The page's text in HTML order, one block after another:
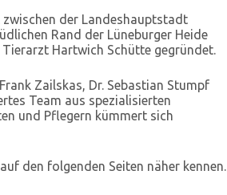
der Landeshauptstadt
Rand der Lüneburger Heide
Hartwich Schütte gegründet.
Zailskas, Dr. Sebastian Stumpf
Team aus spezialisierten
und Pflegern kümmert sich
den folgenden Seiten näher kennen.